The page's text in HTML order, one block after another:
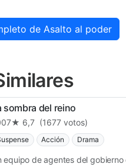
de Asalto al poder
sombra del reino
★ 6,7 (1677 votos)
Acción Drama
equipo de agentes del